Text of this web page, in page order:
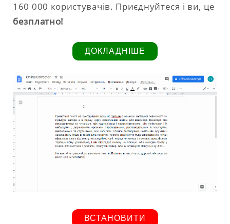
160 000 користувачів. Приєднуйтеся і ви, це
безплатно!
ДОКЛАДНІШЕ
ВСТАНОВИТИ